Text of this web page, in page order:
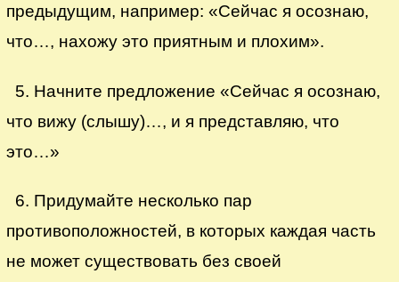
предыдущим, например: «Сейчас я осознаю,
что…, нахожу это приятным и плохим».
5. Начните предложение «Сейчас я осознаю,
что вижу (слышу)…, и я представляю, что
это…»
6. Придумайте несколько пар
противоположностей, в которых каждая часть
не может существовать без своей